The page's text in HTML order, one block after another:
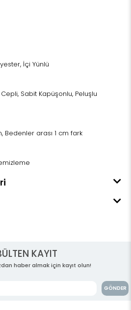
İçi Yünlü
Sabit Kapüşonlu, Peluşlu
Bedenler arası 1 cm fark
KAYIT
haber almak için kayıt olun!
GÖNDER